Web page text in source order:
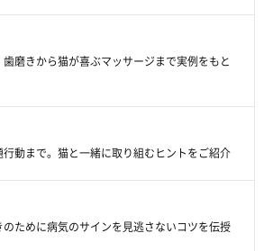
磨きから猫が喜ぶマッサージまで実例をもと
動まで。猫と一緒に取り組むヒントをご紹介
ために病気のサインを見逃さないコツを伝授